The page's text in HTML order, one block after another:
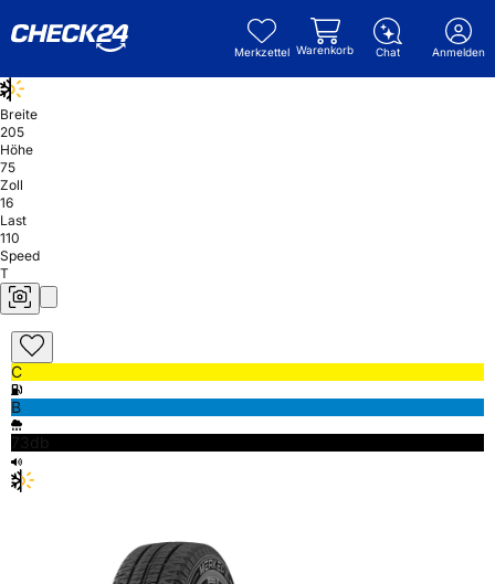
Merkzettel Warenkorb Chat Anmelden
Breite
205
Höhe
75
Zoll
16
Last
110
Speed
T
C
B
73db